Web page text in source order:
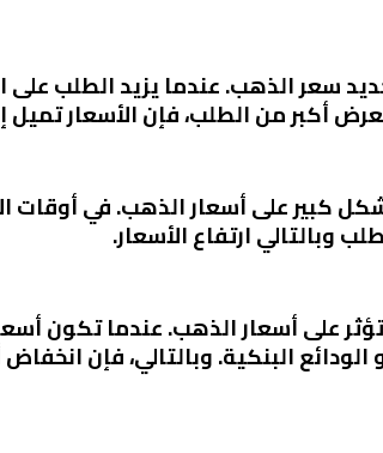
سعر الذهب. عندما يزيد الطلب
أكبر من الطلب، فإن الأسعار تميل
كبير على أسعار الذهب. في أوقات
وبالتالي ارتفاع الأسعار.
على أسعار الذهب. عندما تكون
البنكية. وبالتالي، فإن